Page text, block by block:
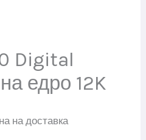
Digital
едро 12K
на доставка